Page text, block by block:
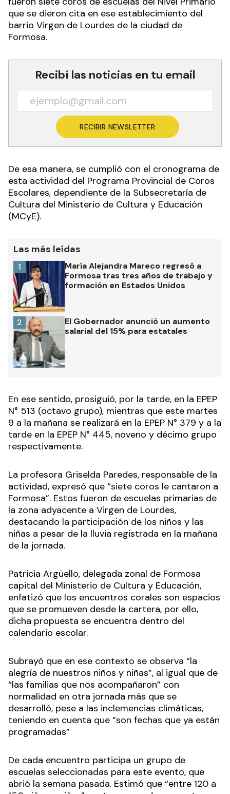
que se dieron cita en ese establecimiento del
barrio Virgen de Lourdes de la ciudad de
Formosa.
Recibí las noticias en tu email
RECIBIR NEWSLETTER
De esa manera, se cumplió con el cronograma de
esta actividad del Programa Provincial de Coros
Escolares, dependiente de la Subsecretaría de
Cultura del Ministerio de Cultura y Educación
(MCyE).
Las más leídas
María Alejandra Mareco regresó a
Formosa tras tres años de trabajo y
formación en Estados Unidos
1
El Gobernador anunció un aumento
salarial del 15% para estatales
2
En ese sentido, prosiguió, por la tarde, en la EPEP
N° 513 (octavo grupo), mientras que este martes
9 a la mañana se realizará en la EPEP N° 379 y a la
tarde en la EPEP N° 445, noveno y décimo grupo
respectivamente.
La profesora Griselda Paredes, responsable de la
actividad, expresó que “siete coros le cantaron a
Formosa”. Estos fueron de escuelas primarias de
la zona adyacente a Virgen de Lourdes,
destacando la participación de los niños y las
niñas a pesar de la lluvia registrada en la mañana
de la jornada.
Patricia Argüello, delegada zonal de Formosa
capital del Ministerio de Cultura y Educación,
enfatizó que los encuentros corales son espacios
que se promueven desde la cartera, por ello,
dicha propuesta se encuentra dentro del
calendario escolar.
Subrayó que en ese contexto se observa “la
alegría de nuestros niños y niñas”, al igual que de
“las familias que nos acompañaron” con
normalidad en otra jornada más que se
desarrolló, pese a las inclemencias climáticas,
teniendo en cuenta que “son fechas que ya están
programadas”
De cada encuentro participa un grupo de
escuelas seleccionadas para este evento, que
abrió la semana pasada. Estimó que “entre 120 a